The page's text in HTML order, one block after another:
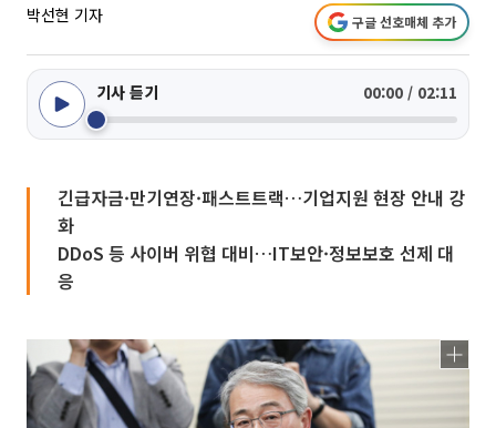
박선현 기자 구글 선호매체 추가
기사 듣기 00:00 / 02:11
긴급자금·만기연장·패스트트랙…기업지원 현장 안내 강
화
DDoS 등 사이버 위협 대비…IT보안·정보보호 선제 대
응